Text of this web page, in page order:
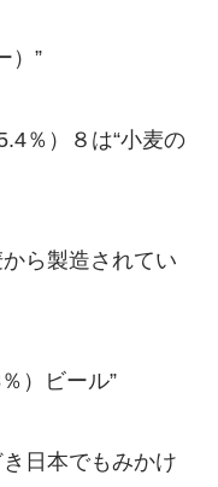
）”
％）
８は“小麦の
ら製造されてい
）ビール”
日本でもみかけ